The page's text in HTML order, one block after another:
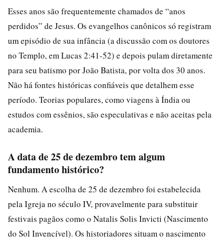
Esses anos são frequentemente chamados de “anos
perdidos” de Jesus. Os evangelhos canônicos só registram
um episódio de sua infância (a discussão com os doutores
no Templo, em Lucas 2:41-52) e depois pulam diretamente
para seu batismo por João Batista, por volta dos 30 anos.
Não há fontes históricas confiáveis que detalhem esse
período. Teorias populares, como viagens à Índia ou
estudos com essênios, são especulativas e não aceitas pela
academia.
A data de 25 de dezembro tem algum
fundamento histórico?
Nenhum. A escolha de 25 de dezembro foi estabelecida
pela Igreja no século IV, provavelmente para substituir
festivais pagãos como o Natalis Solis Invicti (Nascimento
do Sol Invencível). Os historiadores situam o nascimento